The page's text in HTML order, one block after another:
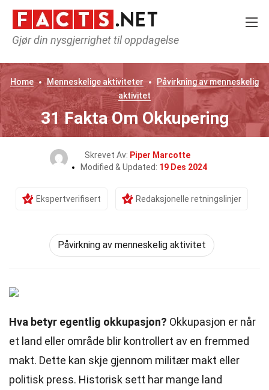
Gjør din nysgjerrighet til oppdagelse
Home Menneskelige aktiviteter
Påvirkning av menneskelig
aktivitet
31 Fakta Om Okkupering
Skrevet Av: Piper Marcotte
Modified & Updated: 19 Des 2024
Ekspertverifisert Redaksjonelle retningslinjer
Påvirkning av menneskelig aktivitet
Hva betyr egentlig okkupasjon? Okkupasjon er når
et land eller område blir kontrollert av en fremmed
makt. Dette kan skje gjennom militær makt eller
politisk press. Historisk sett har mange land